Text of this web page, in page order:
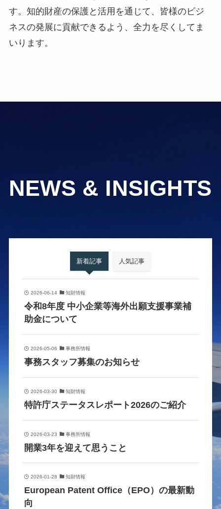
す。知的財産の保護と活用を通じて、皆様のビジ
ネスの発展に貢献できるよう、全力を尽くしてま
いります。
NEWS & INSIGHTS
新着記事 人気記事
2026-06-14 知財情報
令和8年度 中小企業等海外出願支援事業補
助金について
2026-05-06 事務所情報
事務スタッフ募集のお知らせ
2026-03-30 知財情報
特許庁ステータスレポート2026のご紹介
2026-03-23 事務所情報
開業3年を迎えて思うこと
2026-01-28 知財情報
European Patent Office（EPO）の最新動
向